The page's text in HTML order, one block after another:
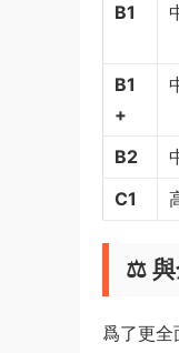
B1
B1
+
B2
C1
⚖️ 與
爲了更